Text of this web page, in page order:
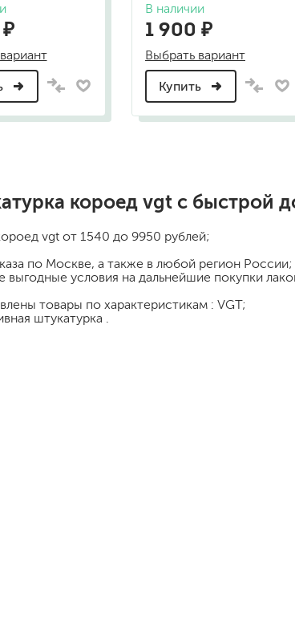
ванночки
штукатурки
для
ПФ-115
В наличии
1 900 ₽
Выбрать вариант
Купить
короед vgt с быстрой
vgt от 1540 до 9950 рублей;
по Москве, а также в любой регион России;
выгодные условия на дальнейшие покупки
товары по характеристикам : VGT;
штукатурка .